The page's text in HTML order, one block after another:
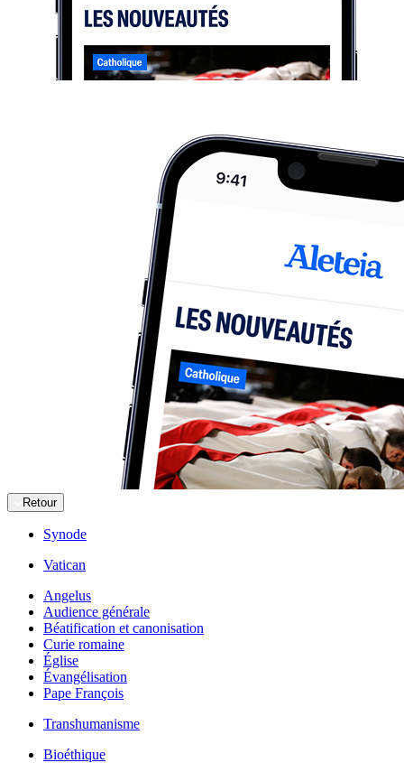
Retour
Synode
Vatican
Angelus
Audience générale
Béatification et canonisation
Curie romaine
Église
Évangélisation
Pape François
Transhumanisme
Bioéthique